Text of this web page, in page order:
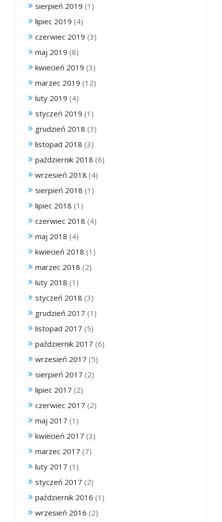
sierpień 2019 (1)
lipiec 2019 (4)
czerwiec 2019 (3)
maj 2019 (8)
kwiecień 2019 (3)
marzec 2019 (12)
luty 2019 (4)
styczeń 2019 (1)
grudzień 2018 (3)
listopad 2018 (3)
październik 2018 (6)
wrzesień 2018 (4)
sierpień 2018 (1)
lipiec 2018 (1)
czerwiec 2018 (4)
maj 2018 (4)
kwiecień 2018 (1)
marzec 2018 (2)
luty 2018 (1)
styczeń 2018 (3)
grudzień 2017 (1)
listopad 2017 (5)
październik 2017 (6)
wrzesień 2017 (5)
sierpień 2017 (2)
lipiec 2017 (2)
czerwiec 2017 (2)
maj 2017 (1)
kwiecień 2017 (3)
marzec 2017 (7)
luty 2017 (1)
styczeń 2017 (2)
październik 2016 (1)
wrzesień 2016 (2)